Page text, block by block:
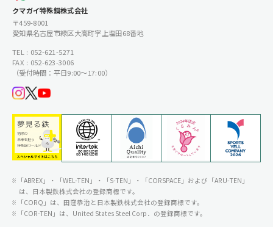
クマガイ特殊鋼株式会社
〒459-8001
愛知県名古屋市緑区大高町字上塩田68番地
TEL : 052-621-5271
FAX : 052-623-3006
（受付時間：平日9:00〜17:00）
「ABREX」・「WEL-TEN」・「S-TEN」・「CORSPACE」および「ARU-TEN」
は、日本製鉄株式会社の登録商標です。
「CORQ」は、田窪恭治と日本製鉄株式会社の登録商標です。
「COR-TEN」は、United States Steel Corp．の登録商標です。